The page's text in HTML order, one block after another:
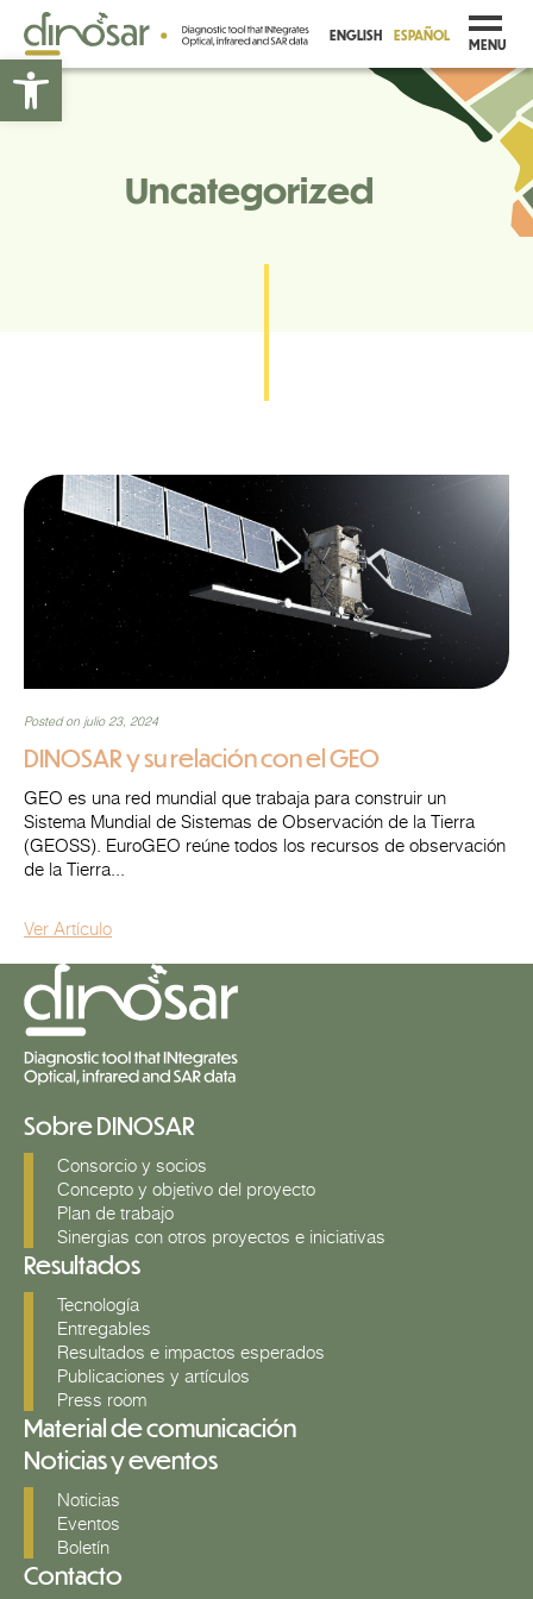
Abrir barra de herramientas
ENGLISH ESPAÑOL
MENU
Uncategorized
Posted on julio 23, 2024
DINOSAR y su relación con el GEO
GEO es una red mundial que trabaja para construir un
Sistema Mundial de Sistemas de Observación de la Tierra
(GEOSS). EuroGEO reúne todos los recursos de observación
de la Tierra...
Ver Artículo
Sobre DINOSAR
Consorcio y socios
Concepto y objetivo del proyecto
Plan de trabajo
Sinergias con otros proyectos e iniciativas
Resultados
Tecnología
Entregables
Resultados e impactos esperados
Publicaciones y artículos
Press room
Material de comunicación
Noticias y eventos
Noticias
Eventos
Boletín
Contacto